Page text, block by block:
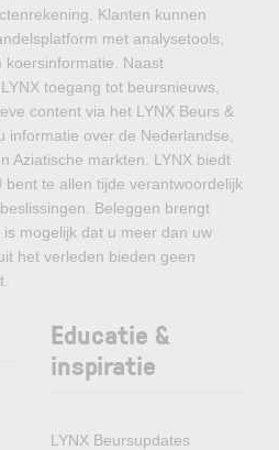
Klanten kunnen
met analysetools,
Naast
toegang tot beursnieuws,
content via het LYNX Beurs &
informatie over de Nederlandse,
Aziatische markten. LYNX biedt
te allen tijde verantwoordelijk
Beleggen brengt
is mogelijk dat u meer dan uw
het verleden bieden geen
Educatie &
inspiratie
LYNX Beursupdates